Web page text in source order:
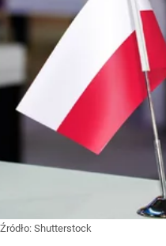
Źródło: Shutterstock